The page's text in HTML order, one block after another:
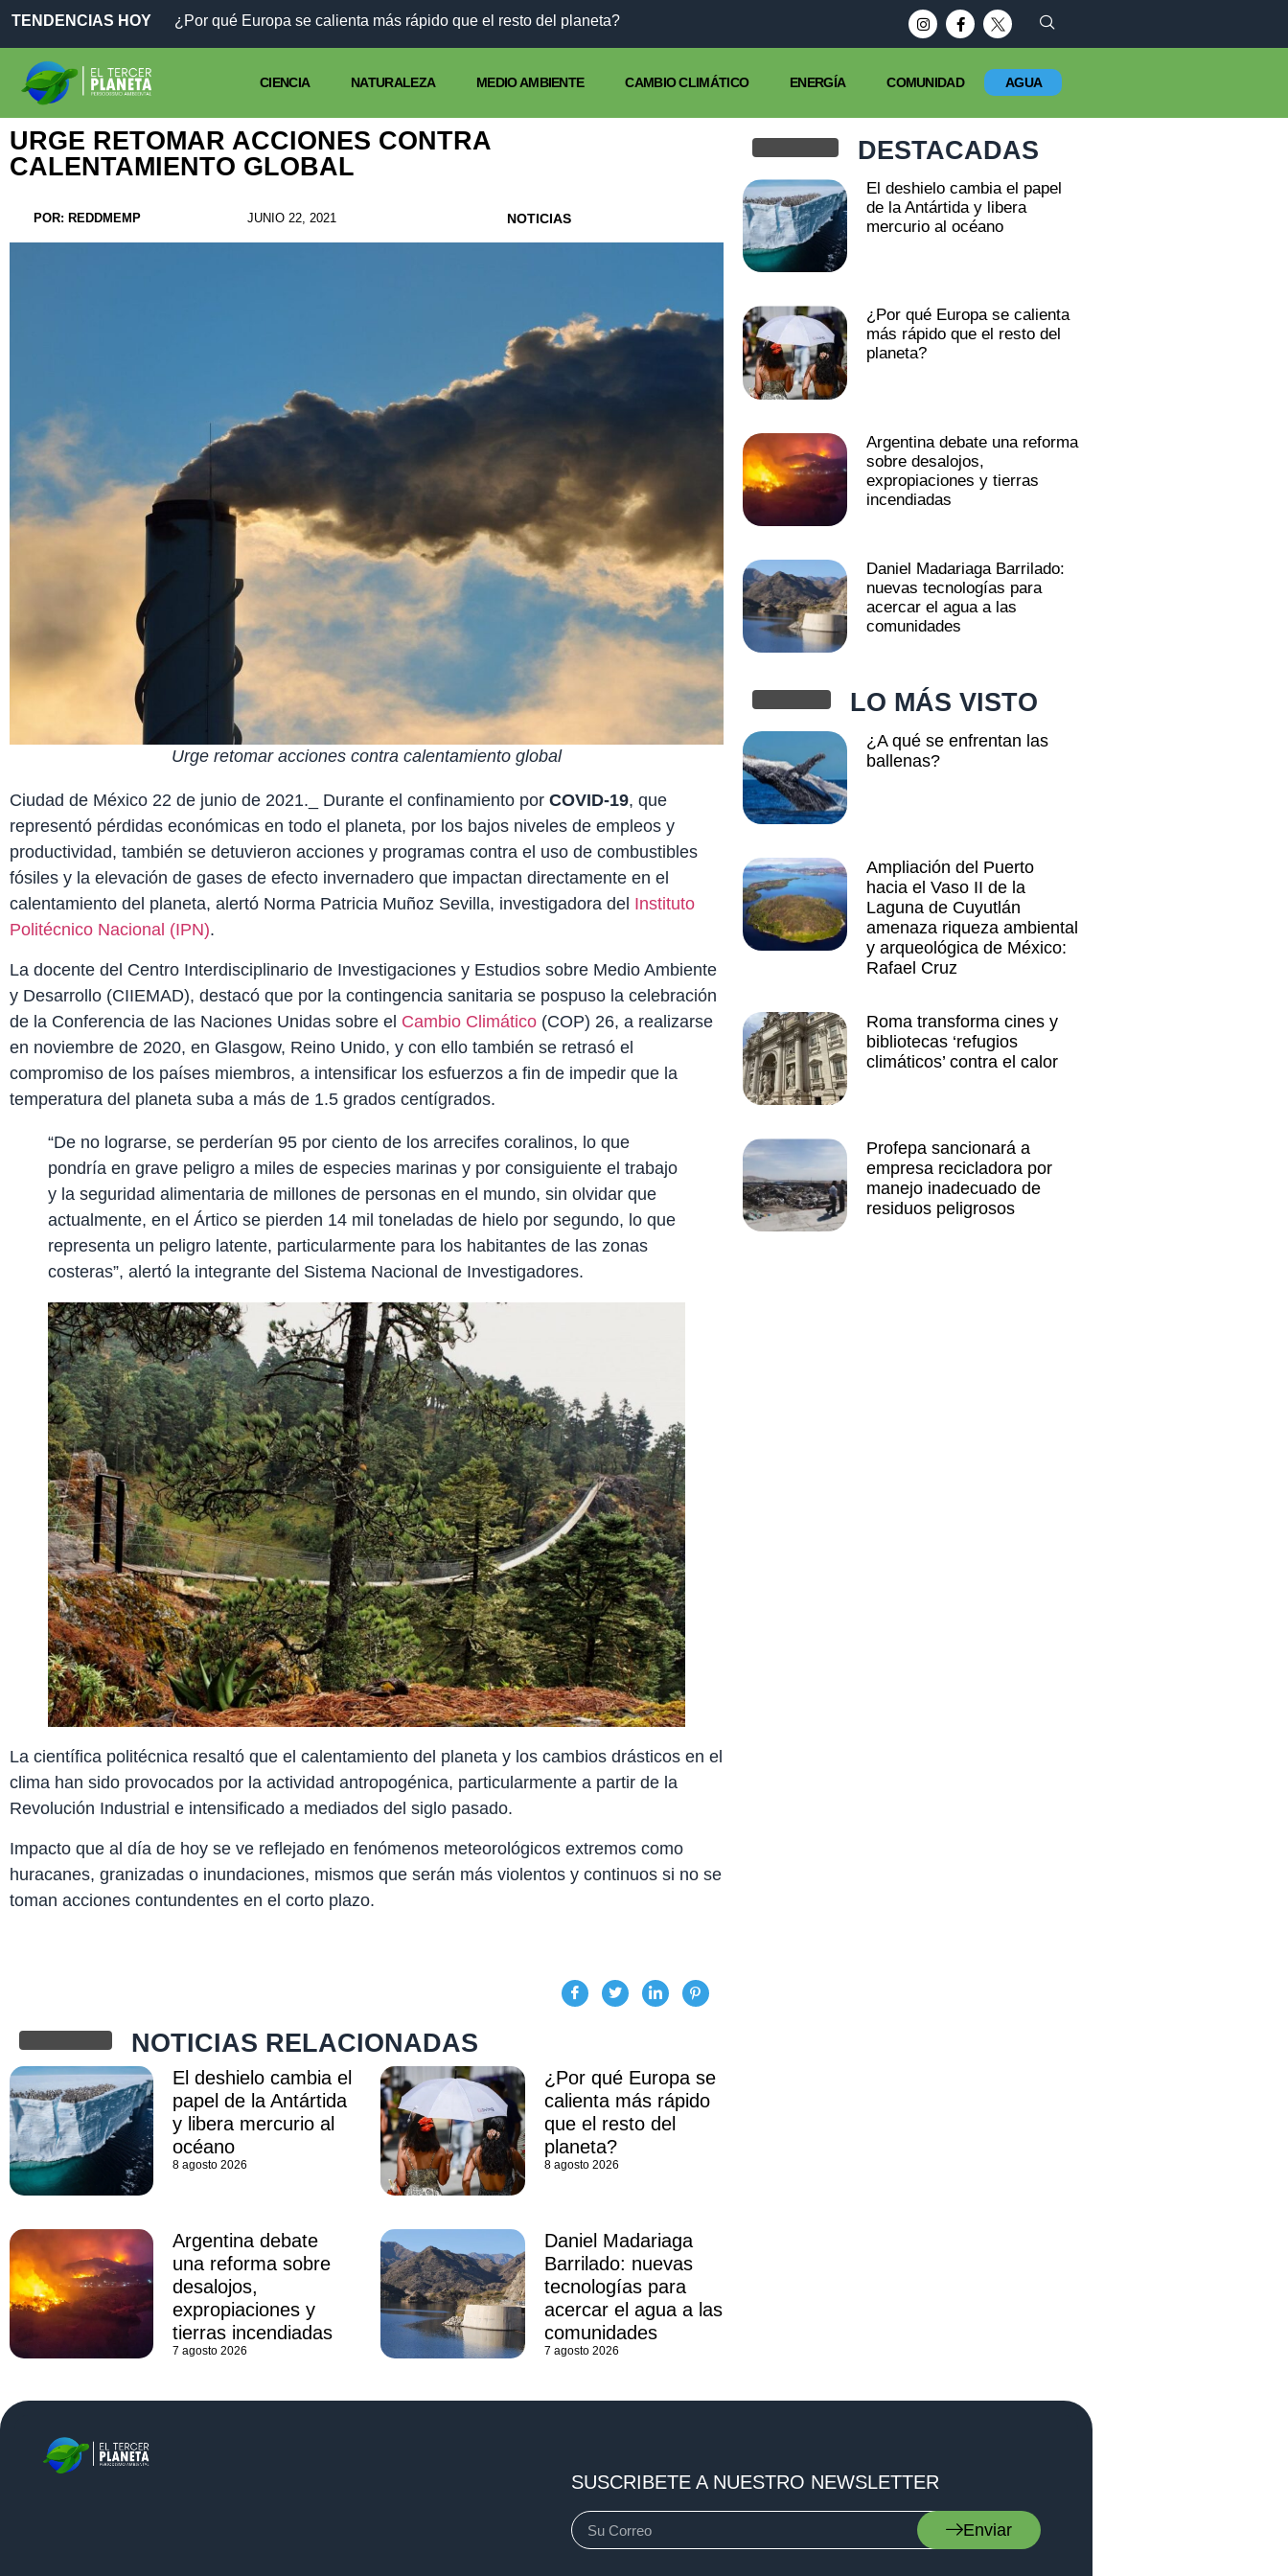
TENDENCIAS HOY ¿Por qué Europa se calienta más rápido que el resto del planeta?
CIENCIA NATURALEZA MEDIO AMBIENTE CAMBIO CLIMÁTICO ENERGÍA COMUNIDAD AGUA
URGE RETOMAR ACCIONES CONTRA
CALENTAMIENTO GLOBAL
POR: REDDMEMP JUNIO 22, 2021 NOTICIAS
Urge retomar acciones contra calentamiento global
Ciudad de México 22 de junio de 2021._ Durante el confinamiento por COVID-19, que
representó pérdidas económicas en todo el planeta, por los bajos niveles de empleos y
productividad, también se detuvieron acciones y programas contra el uso de combustibles
fósiles y la elevación de gases de efecto invernadero que impactan directamente en el
calentamiento del planeta, alertó Norma Patricia Muñoz Sevilla, investigadora del Instituto
Politécnico Nacional (IPN).
La docente del Centro Interdisciplinario de Investigaciones y Estudios sobre Medio Ambiente
y Desarrollo (CIIEMAD), destacó que por la contingencia sanitaria se pospuso la celebración
de la Conferencia de las Naciones Unidas sobre el Cambio Climático (COP) 26, a realizarse
en noviembre de 2020, en Glasgow, Reino Unido, y con ello también se retrasó el
compromiso de los países miembros, a intensificar los esfuerzos a fin de impedir que la
temperatura del planeta suba a más de 1.5 grados centígrados.
“De no lograrse, se perderían 95 por ciento de los arrecifes coralinos, lo que
pondría en grave peligro a miles de especies marinas y por consiguiente el trabajo
y la seguridad alimentaria de millones de personas en el mundo, sin olvidar que
actualmente, en el Ártico se pierden 14 mil toneladas de hielo por segundo, lo que
representa un peligro latente, particularmente para los habitantes de las zonas
costeras”, alertó la integrante del Sistema Nacional de Investigadores.
La científica politécnica resaltó que el calentamiento del planeta y los cambios drásticos en el
clima han sido provocados por la actividad antropogénica, particularmente a partir de la
Revolución Industrial e intensificado a mediados del siglo pasado.
Impacto que al día de hoy se ve reflejado en fenómenos meteorológicos extremos como
huracanes, granizadas o inundaciones, mismos que serán más violentos y continuos si no se
toman acciones contundentes en el corto plazo.
NOTICIAS RELACIONADAS
El deshielo cambia el
papel de la Antártida
y libera mercurio al
océano
8 agosto 2026
¿Por qué Europa se
calienta más rápido
que el resto del
planeta?
8 agosto 2026
Argentina debate
una reforma sobre
desalojos,
expropiaciones y
tierras incendiadas
7 agosto 2026
Daniel Madariaga
Barrilado: nuevas
tecnologías para
acercar el agua a las
comunidades
7 agosto 2026
DESTACADAS
El deshielo cambia el papel
de la Antártida y libera
mercurio al océano
¿Por qué Europa se calienta
más rápido que el resto del
planeta?
Argentina debate una reforma
sobre desalojos,
expropiaciones y tierras
incendiadas
Daniel Madariaga Barrilado:
nuevas tecnologías para
acercar el agua a las
comunidades
LO MÁS VISTO
¿A qué se enfrentan las
ballenas?
Ampliación del Puerto
hacia el Vaso II de la
Laguna de Cuyutlán
amenaza riqueza ambiental
y arqueológica de México:
Rafael Cruz
Roma transforma cines y
bibliotecas ‘refugios
climáticos’ contra el calor
Profepa sancionará a
empresa recicladora por
manejo inadecuado de
residuos peligrosos
SUSCRIBETE A NUESTRO NEWSLETTER
Enviar